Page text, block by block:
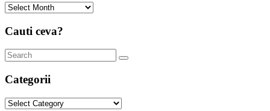
Archives
Cauti ceva?
Categorii
Categorii